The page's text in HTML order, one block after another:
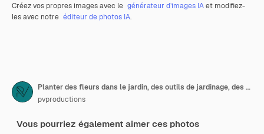
Créez vos propres images avec le générateur d’images IAet modifiez-
les avec notre éditeur de photos IA.
Planter des fleurs dans le jardin, des outils de jardinage, des fleurs
pvproductions
Vous pourriez également aimer ces photos